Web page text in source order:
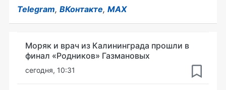
Telegram, ВКонтакте, MAX
Моряк и врач из Калининграда прошли в
финал «Родников» Газмановых
сегодня, 10:31